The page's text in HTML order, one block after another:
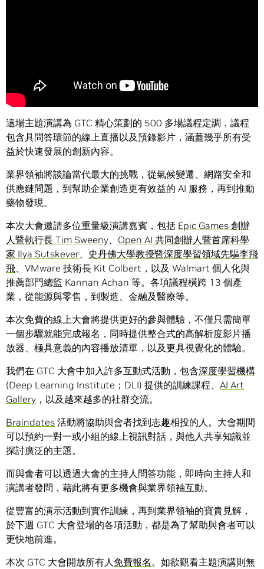
這場主題演講為 GTC 精心策劃的 500 多場議程定調，議程
包含具問答環節的線上直播以及預錄影片，涵蓋幾乎所有受
益於快速發展的創新內容。
業界領袖將談論當代最大的挑戰，從氣候變遷、網路安全和
供應鏈問題，到幫助企業創造更有效益的 AI 服務，再到推動
藥物發現。
本次大會邀請多位重量級演講嘉賓，包括 Epic Games 創辦
人暨執行長 Tim Sweeny、 Open AI 共同創辦人暨首席科學
家 Ilya Sutskever、 史丹佛大學教授暨深度學習領域先驅李飛
飛、VMware 技術長 Kit Colbert，以及 Walmart 個人化與
推薦部門總監 Kannan Achan 等。各項議程橫跨 13 個產
業，從能源與零售，到製造、金融及醫療等。
本次免費的線上大會將提供更好的參與體驗，不僅只需簡單
一個步驟就能完成報名，同時提供整合式的高解析度影片播
放器、極具意義的內容播放清單，以及更具視覺化的體驗。
我們在 GTC 大會中加入許多互動式活動，包含深度學習機構
(Deep Learning Institute；DLI) 提供的訓練課程、 AI Art
Gallery ，以及越來越多的社群交流。
Braindates 活動將協助與會者找到志趣相投的人。大會期間
可以預約一對一或小組的線上視訊對話，與他人共享知識並
探討廣泛的主題。
而與會者可以透過大會的主持人問答功能，即時向主持人和
演講者發問，藉此將有更多機會與業界領袖互動。
從豐富的演示活動到實作訓練，再到業界領袖的寶貴見解，
於下週 GTC 大會登場的各項活動，都是為了幫助與會者可以
更快地前進。
本次 GTC 大會開放所有人免費報名。如欲觀看主題演講則無